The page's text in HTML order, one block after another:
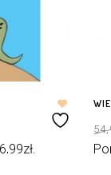
zł.